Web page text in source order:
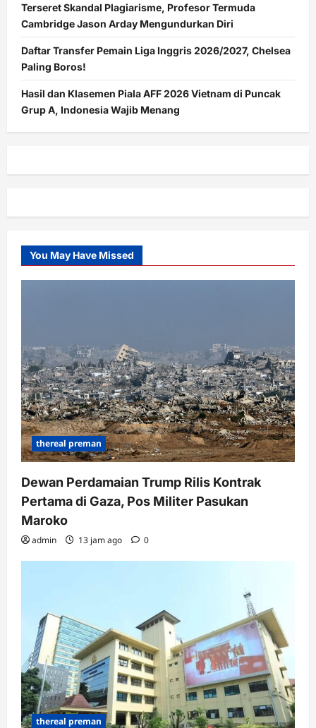
Terseret Skandal Plagiarisme, Profesor Termuda
Cambridge Jason Arday Mengundurkan Diri
Daftar Transfer Pemain Liga Inggris 2026/2027, Chelsea
Paling Boros!
Hasil dan Klasemen Piala AFF 2026 Vietnam di Puncak
Grup A, Indonesia Wajib Menang
You May Have Missed
thereal preman
Dewan Perdamaian Trump Rilis Kontrak
Pertama di Gaza, Pos Militer Pasukan
Maroko
admin 13 jam ago 0
thereal preman